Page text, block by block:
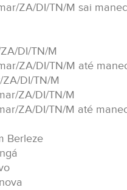
ZA/DI/TN/M sai
DI/TN/M
ZA/DI/TN/M até
DI/TN/M
ZA/DI/TN/M
ZA/DI/TN/M até
Berleze